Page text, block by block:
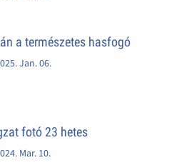
a természetes hasfogó
Jan. 06.
fotó 23 hetes
Mar. 10.